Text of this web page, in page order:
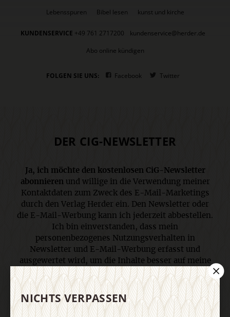
Lebensspuren
Bibel lesen kunst und kirche
KUNDENSERVICE +49 761 2717200
kundenservice@herder.de
Abo online kündigen
FOLGEN SIE UNS: Facebook Twitter
DER CIG-NEWSLETTER
Ja, ich möchte den kostenlosen CiG-Newsletter
abonnieren und willige in die Verwendung meiner
Kontaktdaten zum Zweck des E-Mail-Marketings
durch den Verlag Herder ein. Den Newsletter oder
die E-Mail-Werbung kann ich jederzeit abbestellen.
Ich bin einverstanden, dass mein
personenbezogenes Nutzungsverhalten in
Newsletter und E-Mail-Werbung erfasst und
ausgewertet wird, um die Inhalte besser auf meine
Interessen auszurichten. Über einen Link in
Newsletter oder E-Mail kann ich diese Funktion
jederzeit ausschalten. Weiterführende
Informationen finden Sie in unseren
NICHTS VERPASSEN